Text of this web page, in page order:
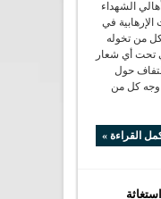
الشهداء
في
من تخوله
تحت أي شعار
حول
وجه كل من
القراءة »